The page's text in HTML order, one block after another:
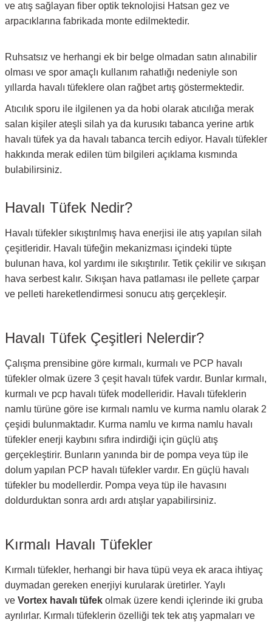
ve atış sağlayan fiber optik teknolojisi Hatsan gez ve
arpacıklarına fabrikada monte edilmektedir.
Ruhsatsız ve herhangi ek bir belge olmadan satın alınabilir
olması ve spor amaçlı kullanım rahatlığı nedeniyle son
yıllarda havalı tüfeklere olan rağbet artış göstermektedir.
Atıcılık sporu ile ilgilenen ya da hobi olarak atıcılığa merak
salan kişiler ateşli silah ya da kurusıkı tabanca yerine artık
havalı tüfek ya da havalı tabanca tercih ediyor. Havalı tüfekler
hakkında merak edilen tüm bilgileri açıklama kısmında
bulabilirsiniz.
Havalı Tüfek Nedir?
Havalı tüfekler sıkıştırılmış hava enerjisi ile atış yapılan silah
çeşitleridir. Havalı tüfeğin mekanizması içindeki tüpte
bulunan hava, kol yardımı ile sıkıştırılır. Tetik çekilir ve sıkışan
hava serbest kalır. Sıkışan hava patlaması ile pellete çarpar
ve pelleti hareketlendirmesi sonucu atış gerçekleşir.
Havalı Tüfek Çeşitleri Nelerdir?
Çalışma prensibine göre kırmalı, kurmalı ve PCP havalı
tüfekler olmak üzere 3 çeşit havalı tüfek vardır. Bunlar kırmalı,
kurmalı ve pcp havalı tüfek modelleridir. Havalı tüfeklerin
namlu türüne göre ise kırmalı namlu ve kurma namlu olarak 2
çeşidi bulunmaktadır. Kurma namlu ve kırma namlu havalı
tüfekler enerji kaybını sıfıra indirdiği için güçlü atış
gerçekleştirir. Bunların yanında bir de pompa veya tüp ile
dolum yapılan PCP havalı tüfekler vardır. En güçlü havalı
tüfekler bu modellerdir. Pompa veya tüp ile havasını
doldurduktan sonra ardı ardı atışlar yapabilirsiniz.
Kırmalı Havalı Tüfekler
Kırmalı tüfekler, herhangi bir hava tüpü veya ek araca ihtiyaç
duymadan gereken enerjiyi kurularak üretirler. Yaylı
ve Vortex havalı tüfek olmak üzere kendi içlerinde iki gruba
ayrılırlar. Kırmalı tüfeklerin özelliği tek tek atış yapmaları ve